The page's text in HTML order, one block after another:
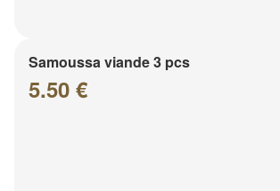
Samoussa viande 3 pcs
5.50 €